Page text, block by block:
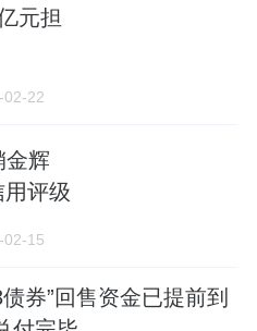
元担
02-22
金辉
用评级
02-15
券”回售资金已提前到